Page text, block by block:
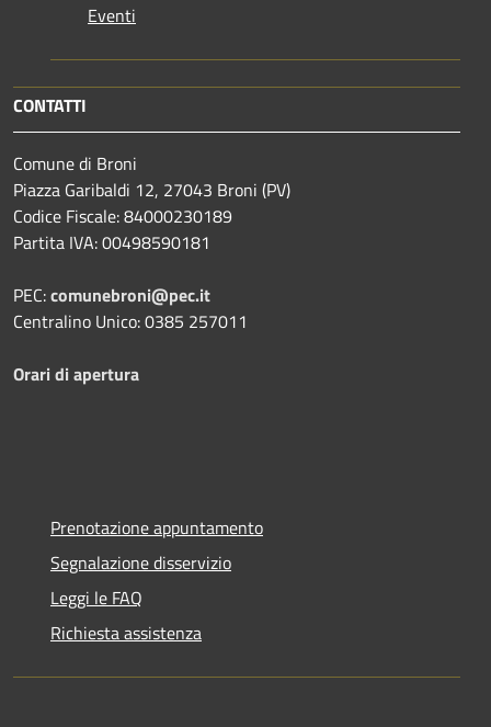
Eventi
CONTATTI
Comune di Broni
Piazza Garibaldi 12, 27043 Broni (PV)
Codice Fiscale: 84000230189
Partita IVA: 00498590181
PEC:comunebroni@pec.it
Centralino Unico: 0385 257011
Orari di apertura
Prenotazione appuntamento
Segnalazione disservizio
Leggi le FAQ
Richiesta assistenza